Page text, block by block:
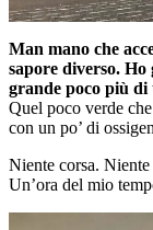
Man mano che
sapore diverso. Ho
grande poco più di
Quel poco verde
con un po’ di
Niente corsa. Niente
Un’ora del mio